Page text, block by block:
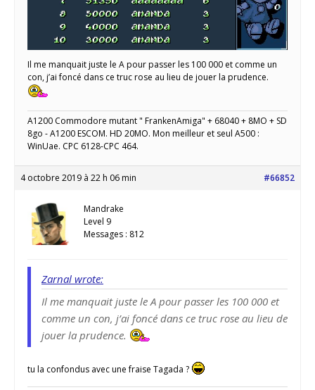
Il me manquait juste le A pour passer les 100 000 et comme un
con, j’ai foncé dans ce truc rose au lieu de jouer la prudence.
A1200 Commodore mutant " FrankenAmiga" + 68040 + 8MO + SD
8go - A1200 ESCOM. HD 20MO. Mon meilleur et seul A500 :
WinUae. CPC 6128-CPC 464.
4 octobre 2019 à 22 h 06 min #66852
Mandrake
Level 9
Messages : 812
Zarnal wrote:
Il me manquait juste le A pour passer les 100 000 et
comme un con, j’ai foncé dans ce truc rose au lieu de
jouer la prudence.
tu la confondus avec une fraise Tagada ?